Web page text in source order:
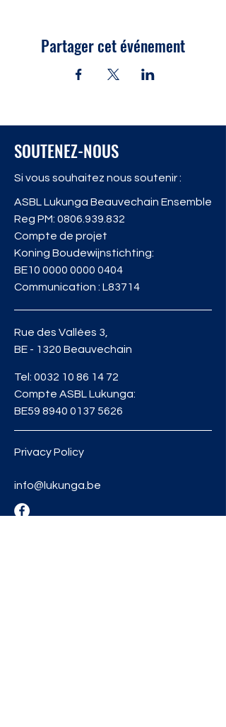
Partager cet événement
SOUTENEZ-NOUS
Si vous souhaitez nous soutenir :
ASBL Lukunga Beauvechain Ensemble
Reg PM: 0806.939.832
Compte de projet
Koning Boudewijnstichting:
BE10 0000 0000 0404
Communication : L83714
Rue des Vallées 3,
BE - 1320 Beauvechain
Tel: 0032 10 86 14 72
Compte ASBL Lukunga:
BE59 8940 0137 5626
Privacy Policy
info@lukunga.be